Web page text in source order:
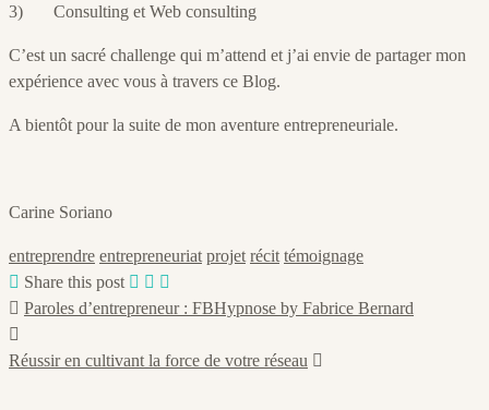
3) Consulting et Web consulting
C’est un sacré challenge qui m’attend et j’ai envie de partager mon
expérience avec vous à travers ce Blog.
A bientôt pour la suite de mon aventure entrepreneuriale.
Carine Soriano
entreprendre entrepreneuriat projet récit témoignage
Share this post
Paroles d’entrepreneur : FBHypnose by Fabrice Bernard
Réussir en cultivant la force de votre réseau